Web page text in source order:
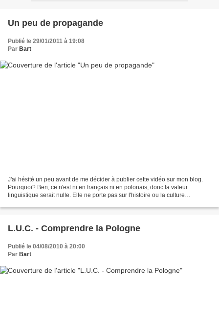
Un peu de propagande
Publié le 29/01/2011 à 19:08
Par Bart
J'ai hésité un peu avant de me décider à publier cette vidéo sur mon blog.
Pourquoi? Ben, ce n'est ni en français ni en polonais, donc la valeur
linguistique serait nulle. Elle ne porte pas sur l'histoire ou la culture
L.U.C. - Comprendre la Pologne
Publié le 04/08/2010 à 20:00
Par Bart